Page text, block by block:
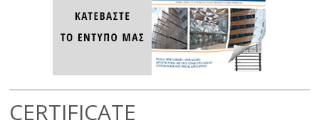
CERTIFICATE